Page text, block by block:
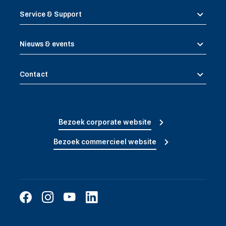
Service & Support
Nieuws & events
Contact
Bezoek corporate website
Bezoek commercieel website